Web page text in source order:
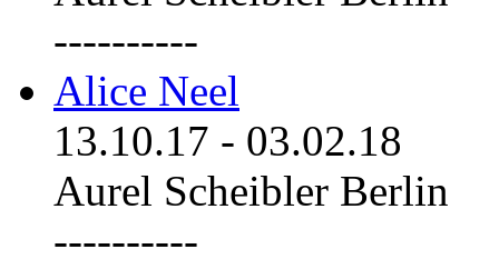
----------
Alice Neel
13.10.17 - 03.02.18
Aurel Scheibler Berlin
----------